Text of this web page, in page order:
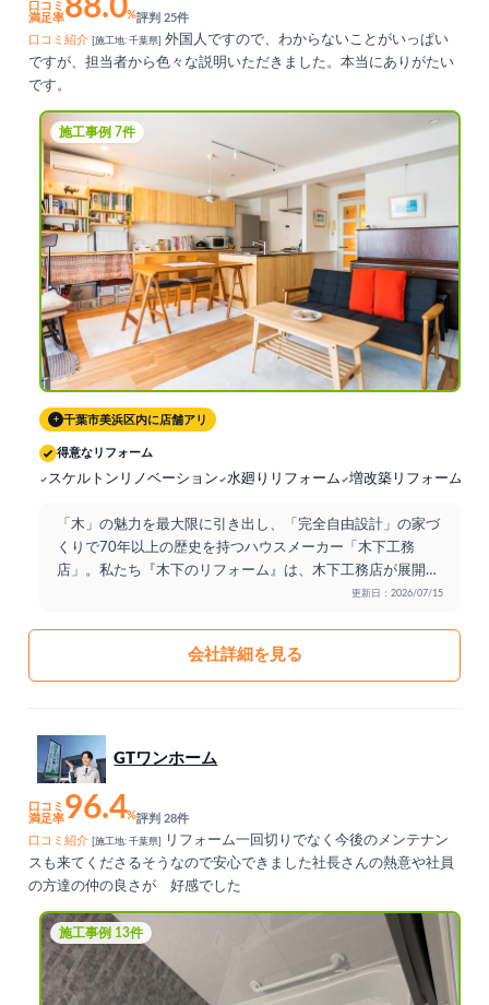
口コミ
満足率88.0%評判 25件
口コミ紹介
[施工地: 千葉県]
外国人ですので、わからないことがいっぱい
ですが、担当者から色々な説明いただきました。本当にありがたい
です。
施工事例 7件
+ 千葉市美浜区内に店舗アリ
得意なリフォーム
スケルトンリノベーション 水廻りリフォーム 増改築リフォーム
「木」の魅力を最大限に引き出し、「完全自由設計」の家づ
くりで70年以上の歴史を持つハウスメーカー「木下工務
店」。私たち『木下のリフォーム』は、木下工務店が展開す
更新日：2026/07/15
会社詳細を見る
GTワンホーム
口コミ
満足率96.4%評判 28件
口コミ紹介
[施工地: 千葉県]
リフォーム一回切りでなく今後のメンテナン
スも来てくださるそうなので安心できました社長さんの熱意や社員
の方達の仲の良さが 好感でした
施工事例 13件